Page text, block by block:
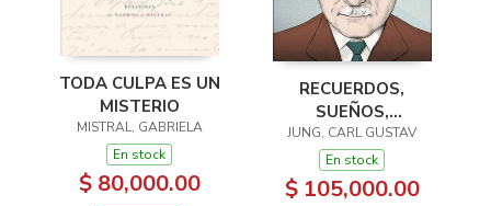
TODA CULPA ES UN
MISTERIO
MISTRAL, GABRIELA
En stock
$ 80,000.00
RECUERDOS,
SUEÑOS,
PENSAMIENTOS
JUNG, CARL GUSTAV
En stock
$ 105,000.00